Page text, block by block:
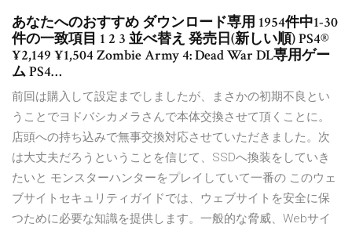
あなたへのおすすめ ダウンロード専用 1954件中1-30
件の一致項目 1 2 3 並べ替え 発売日(新しい順) PS4®
¥2,149 ¥1,504 Zombie Army 4: Dead War DL専用ゲー
ム PS4…
前回は購入して設定までしましたが、まさかの初期不良とい
うことでヨドバシカメラさんで本体交換させて頂くことに。
店頭への持ち込みで無事交換対応させていただきました。次
は大丈夫だろうということを信じて、SSDへ換装をしていき
たいと モンスターハンターをプレイしていて一番の このウェ
ブサイトセキュリティガイドでは、ウェブサイトを安全に保
つために必要な知識を提供します。一般的な脅威、Webサイ